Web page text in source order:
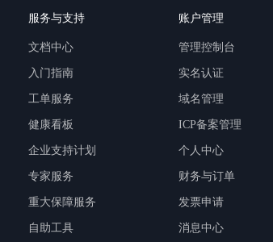
服务与支持
文档中心
入门指南
工单服务
健康看板
企业支持计划
专家服务
重大保障服务
自助工具
账户管理
管理控制台
实名认证
域名管理
ICP备案管理
个人中心
财务与订单
发票申请
消息中心